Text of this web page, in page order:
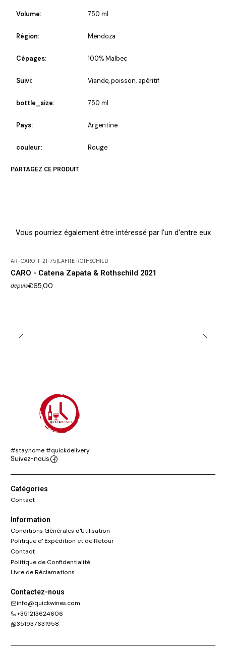
Volume: 750 ml
Région: Mendoza
Cépages: 100% Malbec
Suivi: Viande, poisson, apéritif
bottle_size: 750 ml
Pays: Argentine
couleur: Rouge
PARTAGEZ CE PRODUIT
Vous pourriez également être intéressé par l'un d'entre eux
AR-CARO-T-21-75|LAFITE ROTHSCHILD
CARO - Catena Zapata & Rothschild 2021
depuis€65,00
#stayhome #quickdelivery
Suivez-nous
Catégories
Contact
Information
Conditions Générales d'Utilisation
Politique d' Expédition et de Retour
Contact
Politique de Confidentialité
Livre de Réclamations
Contactez-nous
info@quickwines.com
+351213624606
351937631958